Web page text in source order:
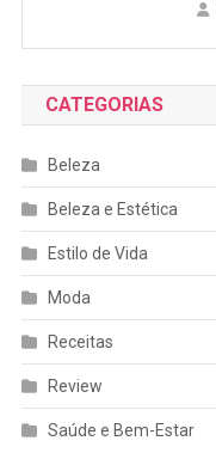
CATEGORIAS
Beleza
Beleza e Estética
Estilo de Vida
Moda
Receitas
Review
Saúde e Bem-Estar